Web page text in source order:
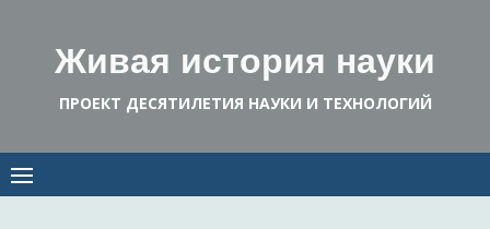
contentЖивая история науки
ПРОЕКТ ДЕСЯТИЛЕТИЯ НАУКИ И ТЕХНОЛОГИЙ